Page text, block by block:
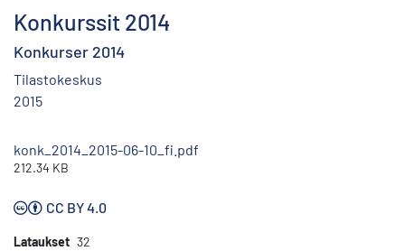
Konkurssit 2014
Konkurser 2014
Tilastokeskus
2015
konk_2014_2015-06-10_fi.pdf
212.34 KB
CC BY 4.0
Lataukset 32